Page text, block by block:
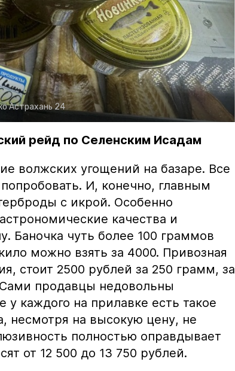
Астрахань 24
рейд по Селенским Исадам
волжских угощений на базаре. Все
И, конечно, главным
с икрой. Особенно
качества и
Баночка чуть более 100 граммов
можно взять за 4000. Привозная
стоит 2500 рублей за 250 грамм, за
продавцы недовольны
каждого на прилавке есть такое
несмотря на высокую цену, не
полностью оправдывает
от 12 500 до 13 750 рублей.